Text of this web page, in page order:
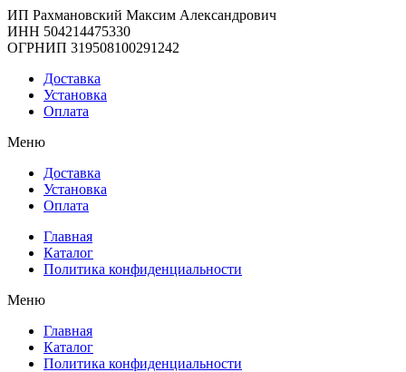
ИП Рахмановский Максим Александрович
ИНН 504214475330
ОГРНИП 319508100291242
Доставка
Установка
Оплата
Меню
Доставка
Установка
Оплата
Главная
Каталог
Политика конфиденциальности
Меню
Главная
Каталог
Политика конфиденциальности